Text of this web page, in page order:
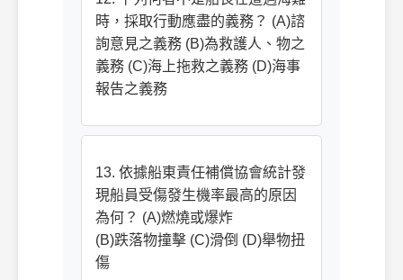
時，採取行動應盡的義務？ (A)諮
詢意見之義務 (B)為救護人、物之
義務 (C)海上拖救之義務 (D)海事
報告之義務
13. 依據船東責任補償協會統計發
現船員受傷發生機率最高的原因
為何？ (A)燃燒或爆炸
(B)跌落物撞擊 (C)滑倒 (D)舉物扭
傷